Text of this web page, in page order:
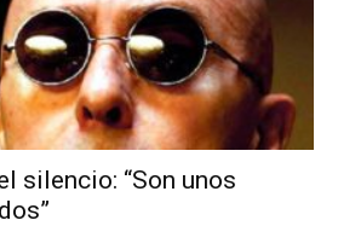
silencio: “Son unos